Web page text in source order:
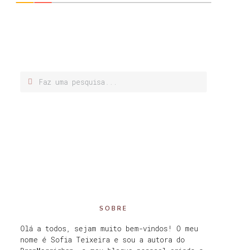
SOBRE
Olá a todos, sejam muito bem-vindos! O meu
nome é Sofia Teixeira e sou a autora do